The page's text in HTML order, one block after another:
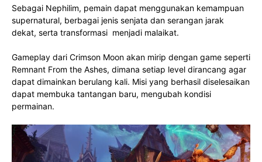
Sebagai Nephilim, pemain dapat menggunakan kemampuan
supernatural, berbagai jenis senjata dan serangan jarak
dekat, serta transformasi menjadi malaikat.
Gameplay dari Crimson Moon akan mirip dengan game seperti
Remnant From the Ashes, dimana setiap level dirancang agar
dapat dimainkan berulang kali. Misi yang berhasil diselesaikan
dapat membuka tantangan baru, mengubah kondisi
permainan.